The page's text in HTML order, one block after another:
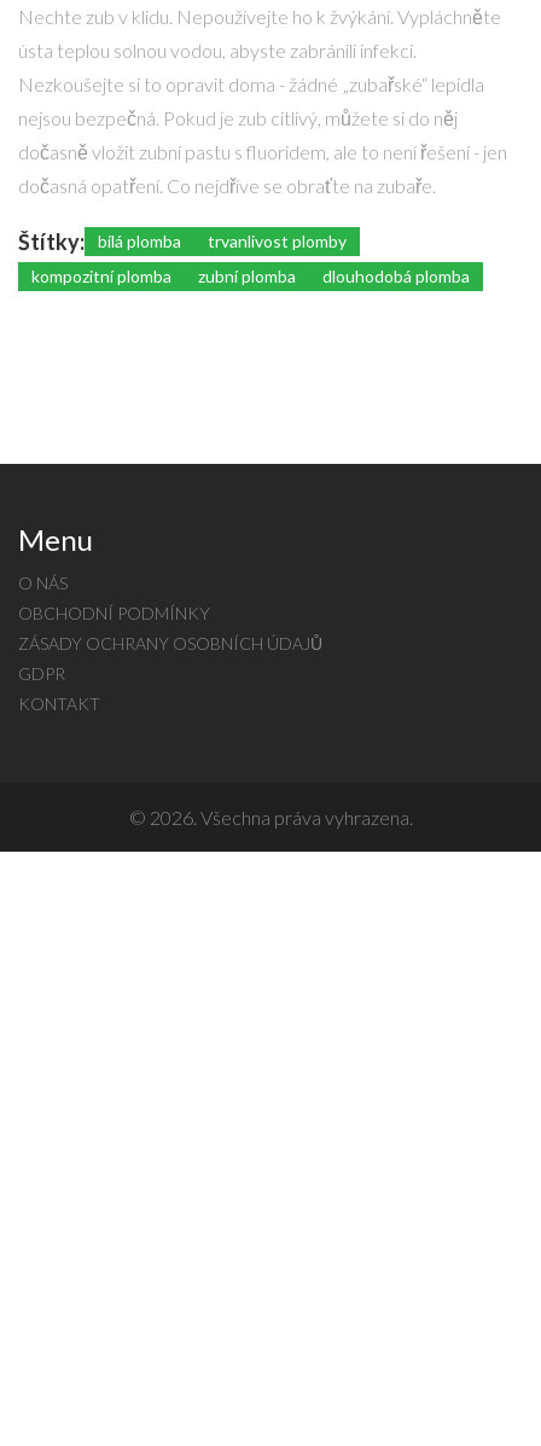
Nechte zub v klidu. Nepoužívejte ho k žvýkání. Vypláchněte
ústa teplou solnou vodou, abyste zabránili infekci.
Nezkoušejte si to opravit doma - žádné „zubařské“ lepidla
nejsou bezpečná. Pokud je zub citlivý, můžete si do něj
dočasně vložit zubní pastu s fluoridem, ale to není řešení - jen
dočasná opatření. Co nejdříve se obraťte na zubaře.
Štítky: bílá plomba
trvanlivost plomby
kompozitní plomba
zubní plomba dlouhodobá plomba
Menu
O NÁS
OBCHODNÍ PODMÍNKY
ZÁSADY OCHRANY OSOBNÍCH ÚDAJŮ
GDPR
KONTAKT
© 2026. Všechna práva vyhrazena.